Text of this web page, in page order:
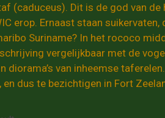
(caduceus). Dit is de god van
erop. Ernaast staan
Suriname? In het rococo
vergelijkbaar met de
diorama’s van inheemse
dus te bezichtigen in Fort